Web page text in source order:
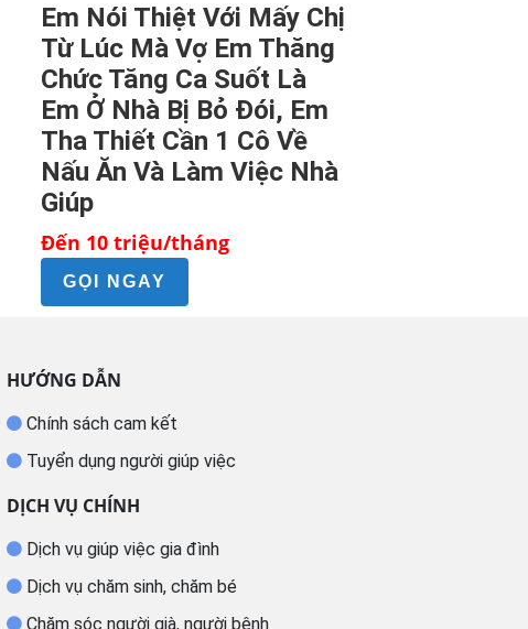
Em Nói Thiệt Với Mấy Chị
Từ Lúc Mà Vợ Em Thăng
Chức Tăng Ca Suốt Là
Em Ở Nhà Bị Bỏ Đói, Em
Tha Thiết Cần 1 Cô Về
Nấu Ăn Và Làm Việc Nhà
Giúp
Đến 10 triệu/tháng
GỌI NGAY
HƯỚNG DẪN
Chính sách cam kết
Tuyển dụng người giúp việc
DỊCH VỤ CHÍNH
Dịch vụ giúp việc gia đình
Dịch vụ chăm sinh, chăm bé
Chăm sóc người già, người bệnh